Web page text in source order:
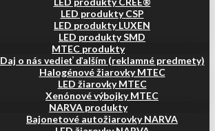
LED produkty CSP
LED produkty LUXEN
LED produkty SMD
MTEC produkty
Daj o nás vedieť ďalším (reklamné predmety)
Halogénové žiarovky MTEC
LED žiarovky MTEC
Xenónové výbojky MTEC
NARVA produkty
Bajonetové autožiarovky NARVA